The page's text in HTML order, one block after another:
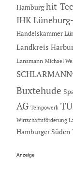
Hamburg hit-
IHK
Handelskammer
Landkreis
Lansmann Michael
Buxtehude
AG Tempowerk
Wirtschaftsförderung
Hamburger Süden
Anzeige